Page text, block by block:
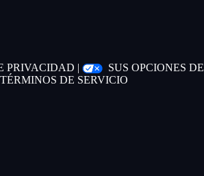
PRIVACIDAD |
SUS OPCIONES DE
TÉRMINOS DE SERVICIO